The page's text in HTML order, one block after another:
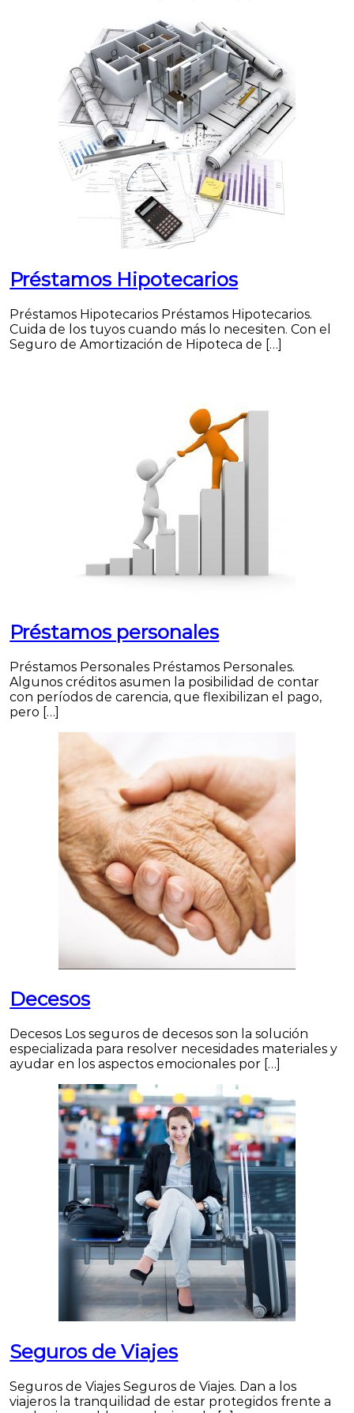
Préstamos Hipotecarios
Préstamos Hipotecarios Préstamos Hipotecarios.
Cuida de los tuyos cuando más lo necesiten. Con el
Seguro de Amortización de Hipoteca de […]
Préstamos personales
Préstamos Personales Préstamos Personales.
Algunos créditos asumen la posibilidad de contar
con períodos de carencia, que flexibilizan el pago,
pero […]
Decesos
Decesos Los seguros de decesos son la solución
especializada para resolver necesidades materiales y
ayudar en los aspectos emocionales por […]
Seguros de Viajes
Seguros de Viajes Seguros de Viajes. Dan a los
viajeros la tranquilidad de estar protegidos frente a